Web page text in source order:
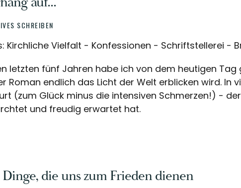
SCHREIBEN
Kirchliche Vielfalt - Konfessionen - Schriftstellerei -
letzten fünf Jahren habe ich von dem heutigen
Roman endlich das Licht der Welt erblicken wird. In
(zum Glück minus die intensiven Schmerzen!) -
und freudig erwartet hat.
die uns zum Frieden dienen